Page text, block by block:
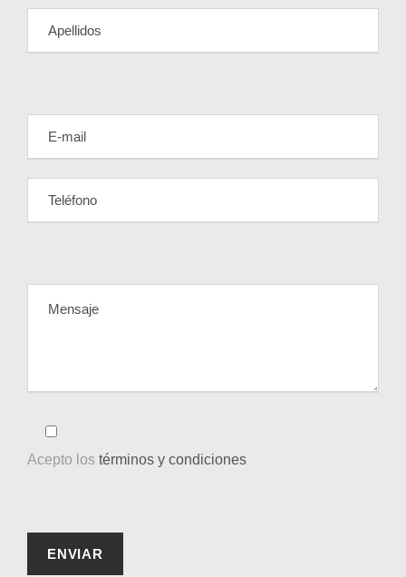
Acepto los términos y condiciones